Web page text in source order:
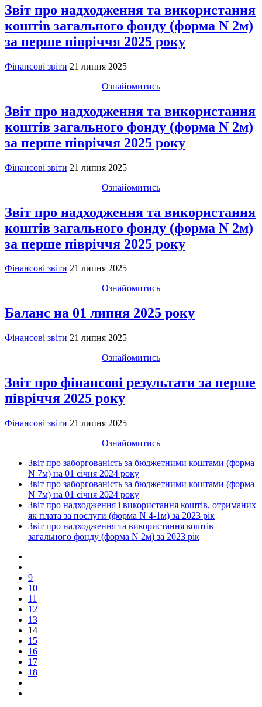
Звіт про надходження та використання
коштів загального фонду (форма N 2м)
за перше півріччя 2025 року
Фінансові звіти 21 липня 2025
Ознайомитись
Звіт про надходження та використання
коштів загального фонду (форма N 2м)
за перше півріччя 2025 року
Фінансові звіти 21 липня 2025
Ознайомитись
Звіт про надходження та використання
коштів загального фонду (форма N 2м)
за перше півріччя 2025 року
Фінансові звіти 21 липня 2025
Ознайомитись
Баланс на 01 липня 2025 року
Фінансові звіти 21 липня 2025
Ознайомитись
Звіт про фінансові результати за перше
півріччя 2025 року
Фінансові звіти 21 липня 2025
Ознайомитись
Звіт про заборгованість за бюджетними коштами (форма
N 7м) на 01 січня 2024 року
Звіт про заборгованість за бюджетними коштами (форма
N 7м) на 01 січня 2024 року
Звіт про надходження і використання коштів, отриманих
як плата за послуги (форма N 4-1м) за 2023 рік
Звіт про надходження та використання коштів
загального фонду (форма N 2м) за 2023 рік
9
10
11
12
13
14
15
16
17
18